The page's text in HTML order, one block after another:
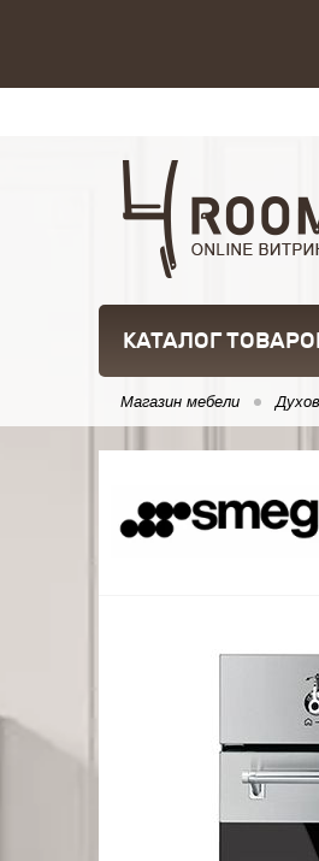
КАТАЛОГ
Магазин мебели